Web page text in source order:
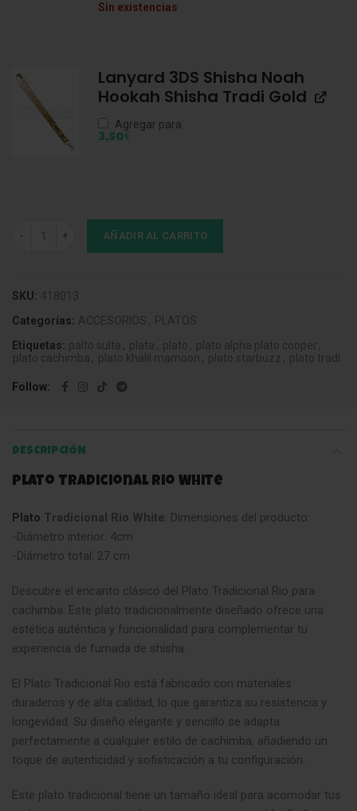
Sin existencias
Lanyard 3DS Shisha Noah
Hookah Shisha Tradi Gold
Agregar para
3,50€
Plato Tradicional Rio White cantidad
AÑADIR AL CARRITO
SKU: 418013
Categorías: ACCESORIOS , PLATOS
Etiquetas: palto sulta , plata , plato , plato alpha plato cooper ,
plato cachimba , plato khalil mamoon , plato starbuzz , plato tradi
Follow
DESCRIPCIÓN
Plato Tradicional Rio White
Plato Tradicional Rio White. Dimensiones del producto:
-Diámetro interior: 4cm
-Diámetro total: 27 cm
Descubre el encanto clásico del Plato Tradicional Rio para
cachimba. Este plato tradicionalmente diseñado ofrece una
estética auténtica y funcionalidad para complementar tu
experiencia de fumada de shisha.
El Plato Tradicional Rio está fabricado con materiales
duraderos y de alta calidad, lo que garantiza su resistencia y
longevidad. Su diseño elegante y sencillo se adapta
perfectamente a cualquier estilo de cachimba, añadiendo un
toque de autenticidad y sofisticación a tu configuración.
Este plato tradicional tiene un tamaño ideal para acomodar tus